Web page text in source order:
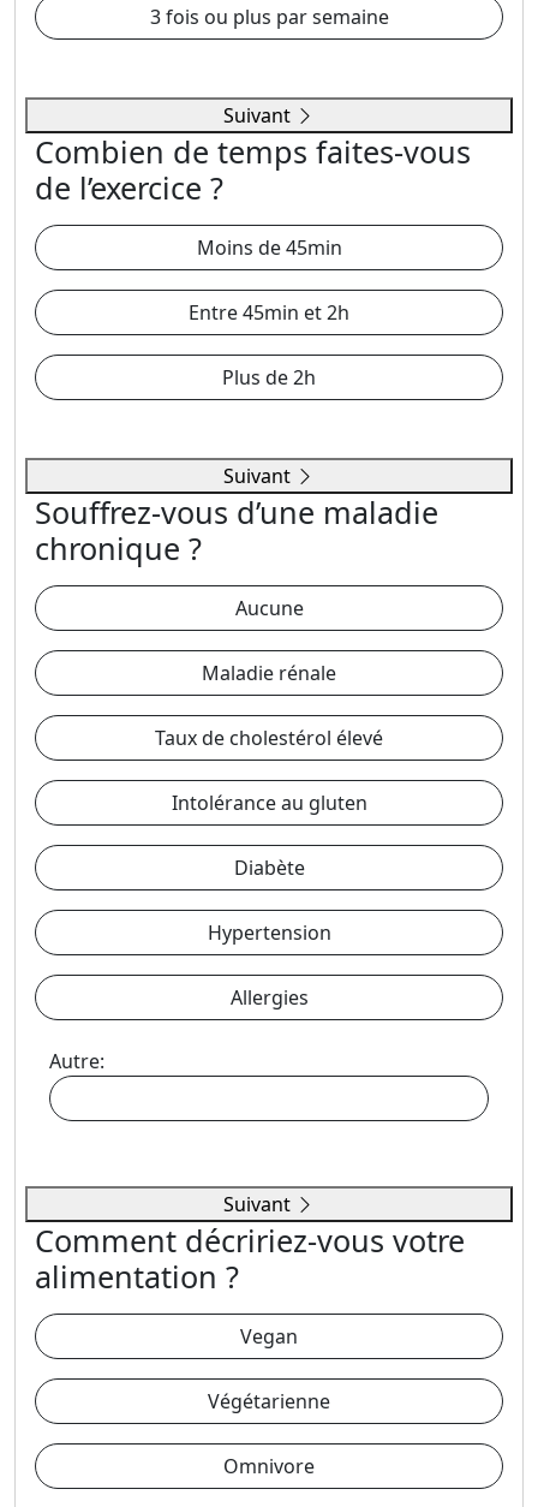
3 fois ou plus par semaine
Suivant
Combien de temps faites-vous
de l’exercice ?
Moins de 45min
Entre 45min et 2h
Plus de 2h
Suivant
Souffrez-vous d’une maladie
chronique ?
Aucune
Maladie rénale
Taux de cholestérol élevé
Intolérance au gluten
Diabète
Hypertension
Allergies
Autre:
Suivant
Comment décririez-vous votre
alimentation ?
Vegan
Végétarienne
Omnivore